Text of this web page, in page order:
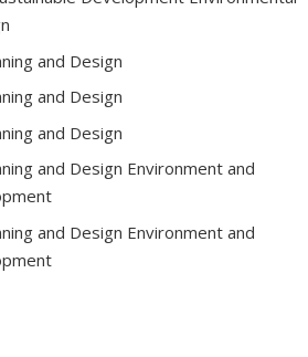
en paysage urbain, des cours en
de paysage et des cours en
and Design
and Design
and Design
and Design Environment and
and Design Environment and